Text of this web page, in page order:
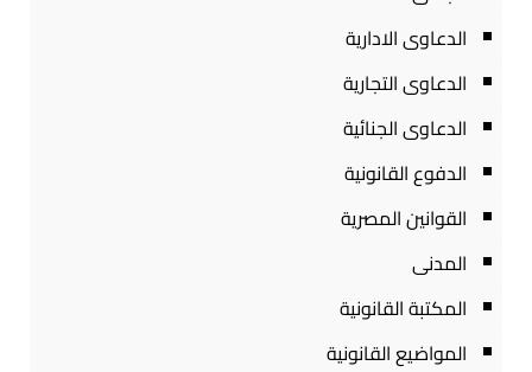
الدعاوى الادارية
الدعاوى التجارية
الدعاوى الجنائية
الدفوع القانونية
القوانين المصرية
المدنى
المكتبة القانونية
المواضيع القانونية